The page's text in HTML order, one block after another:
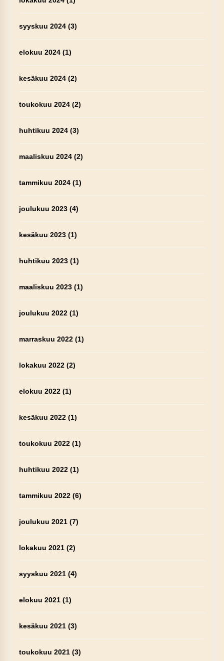
syyskuu 2024(3)
elokuu 2024(1)
kesäkuu 2024(2)
toukokuu 2024(2)
huhtikuu 2024(3)
maaliskuu 2024(2)
tammikuu 2024(1)
joulukuu 2023(4)
kesäkuu 2023(1)
huhtikuu 2023(1)
maaliskuu 2023(1)
joulukuu 2022(1)
marraskuu 2022(1)
lokakuu 2022(2)
elokuu 2022(1)
kesäkuu 2022(1)
toukokuu 2022(1)
huhtikuu 2022(1)
tammikuu 2022(6)
joulukuu 2021(7)
lokakuu 2021(2)
syyskuu 2021(4)
elokuu 2021(1)
kesäkuu 2021(3)
toukokuu 2021(3)